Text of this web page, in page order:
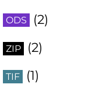
ODS (2)
ZIP (2)
TIF (1)